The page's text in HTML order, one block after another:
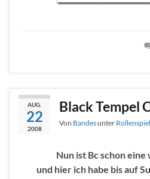
AUG.
22
2008
Black Tempel
Von Bandesunter
Nun ist Bc schon
und hier ich habe bis auf